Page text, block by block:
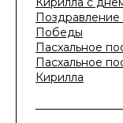
Поздравление
Победы
Пасхальное
Пасхальное
Кирилла